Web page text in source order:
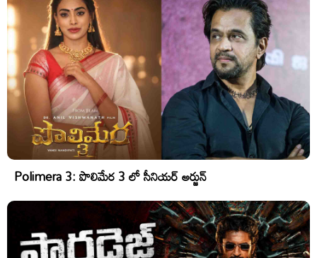
Polimera 3: పొలిమేర 3 లో సీనియర్ అర్జున్